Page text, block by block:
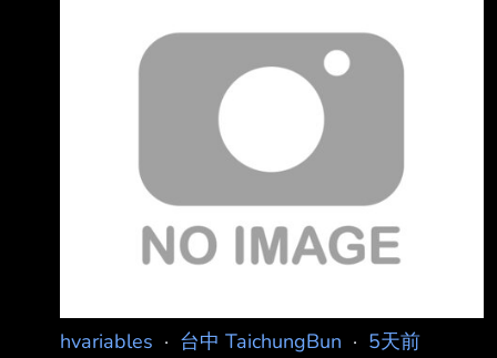
議。 有網友翻出羅廷瑋2013
時報 陳淑娥 、台中
https://images.chinatimes.com/newsphoto/202
6-07-31/1024/B21A00_P_01_02.jpg 台中捷運
藍線總經費將從1615億元暴增1000億，全線恐
延後2年至民國125年才能通車。
hvariables · 台中 TaichungBun · 5天前